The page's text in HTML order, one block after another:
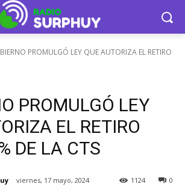
PROMULGÓ LEY QUE AUTORIZA EL RETIRO
PROMULGÓ LEY
EL RETIRO
DE LA CTS
viernes, 17 mayo, 2024 0
1124